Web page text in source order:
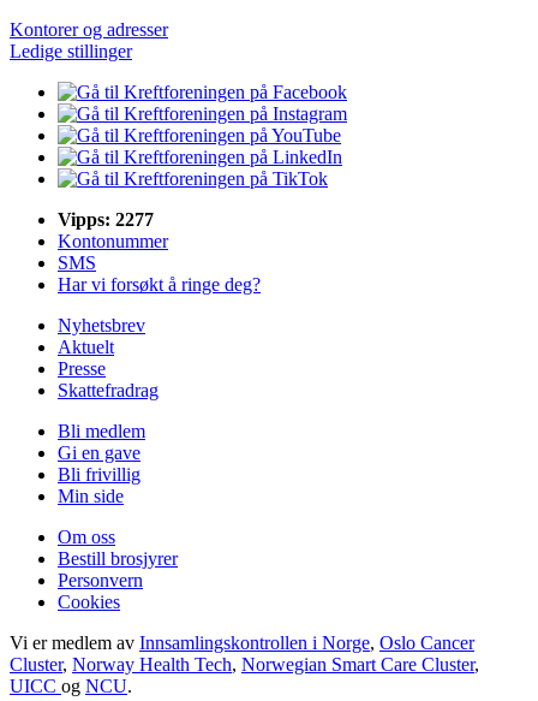
Kontorer og adresser
Ledige stillinger
Vipps: 2277
Kontonummer
SMS
Har vi forsøkt å ringe deg?
Nyhetsbrev
Aktuelt
Presse
Skattefradrag
Bli medlem
Gi en gave
Bli frivillig
Min side
Om oss
Bestill brosjyrer
Personvern
Cookies
Vi er medlem av Innsamlingskontrollen i Norge, Oslo Cancer
Cluster, Norway Health Tech, Norwegian Smart Care Cluster,
UICC og NCU.